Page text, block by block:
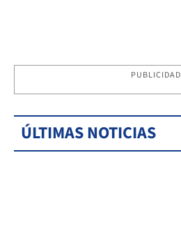
PUBLICIDAD
ÚLTIMAS NOTICIAS